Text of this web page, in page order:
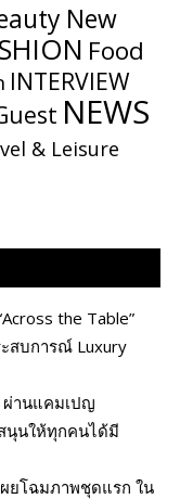
New
Food
INTERVIEW
NEWS
& Leisure
the Table”
สบการณ์ Luxury
านแคมเปญ
สนุนให้ทุกคนได้มี
ยโฉมภาพชุดแรก ใน